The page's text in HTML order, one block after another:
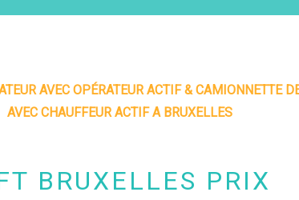
AVEC OPÉRATEUR ACTIF & CAMIONNETTE
AVEC CHAUFFEUR ACTIF A BRUXELLES
BRUXELLES PRIX